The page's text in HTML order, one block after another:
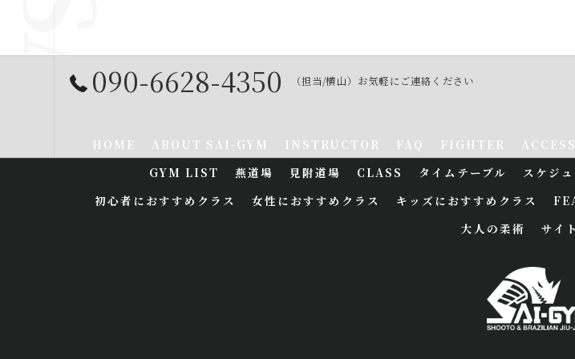
090-6628-4350 （担当/横山）お気軽にご連絡ください
HOME ABOUT SAI-GYM INSTRUCTOR FAQ FIGHTER ACCESS
GYM LIST
燕道場 見附道場 CLASS タイムテーブル スケジ
初心者におすすめクラス
女性におすすめクラス キッズにおすすめクラス
大人の柔術
サイ